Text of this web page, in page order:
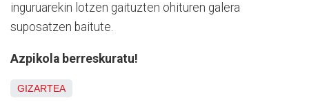
inguruarekin lotzen gaituzten ohituren galera
suposatzen baitute.
Azpikola berreskuratu!
GIZARTEA